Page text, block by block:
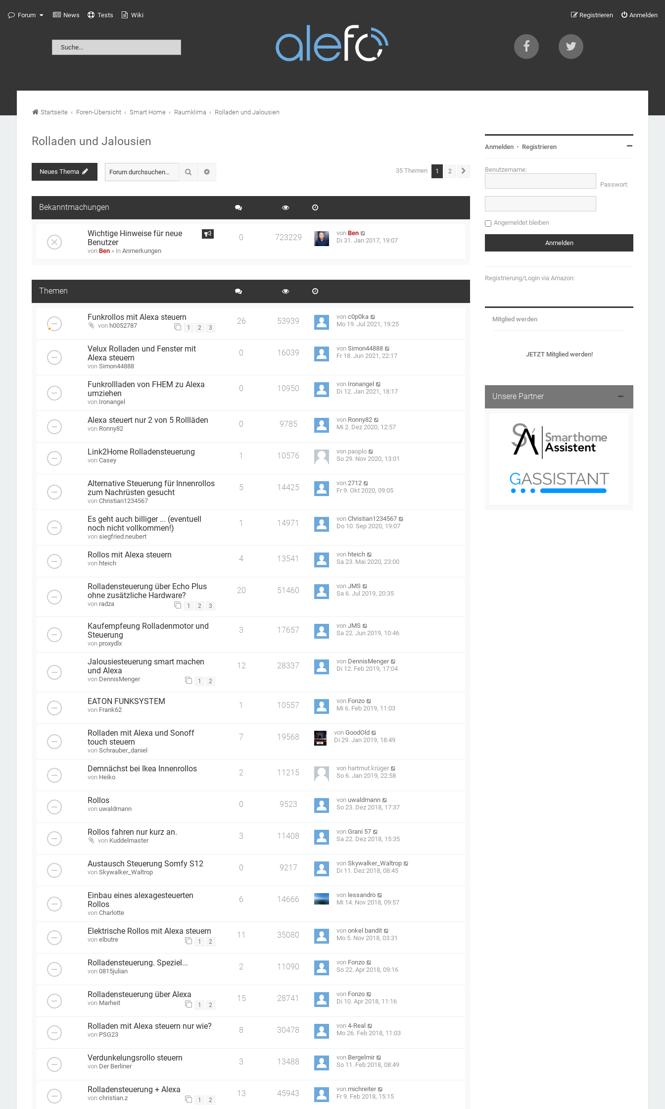
Forum News Tests Wiki Anmelden
Registrieren
Startseite Foren-Übersicht Smart Home Raumklima Rolladen und Jalousien
Rolladen und Jalousien
Neues Thema Suche 35 Themen 1 2 Nächste
Bekanntmachungen
Wichtige Hinweise für neue
Benutzer
von Ben » in Anmerkungen
0 723229
von Ben
Di 31. Jan 2017, 19:07
Themen
Funkrollos mit Alexa steuern
von h0052787 1 2 3
26 53939
vonc0p0ka
Mo 19. Jul 2021, 19:25
Velux Rolladen und Fenster mit
Alexa steuern
von Simon44888
0 16039
vonSimon44888
Fr 18. Jun 2021, 22:17
Funkrollladen von FHEM zu Alexa
umziehen
von Ironangel
0 10950
von Ironangel
Di 12. Jan 2021, 18:17
Alexa steuert nur 2 von 5 Rollläden
von Ronny82 0 9785
von Ronny82
Mi 2. Dez 2020, 12:57
Link2Home Rolladensteuerung
von Casey 1 10576
von paoplo
So 29. Nov 2020, 13:01
Alternative Steuerung für Innenrollos
zum Nachrüsten gesucht
von Christian1234567
5 14425
von2712
Fr 9. Okt 2020, 09:05
Es geht auch billiger ... (eventuell
noch nicht vollkommen!)
von siegfried.neubert
1 14971
vonChristian1234567
Do 10. Sep 2020, 19:07
Rollos mit Alexa steuern
von hteich 4 13541
von hteich
Sa 23. Mai 2020, 23:00
Rolladensteuerung über Echo Plus
ohne zusätzliche Hardware?
von radza 1 2 3
20 51460
vonJMS
Sa 6. Jul 2019, 20:35
Kaufempfeung Rolladenmotor und
Steuerung
von proxydlx
3 17657
vonJMS
Sa 22. Jun 2019, 10:46
Jalousiesteuerung smart machen
und Alexa
von DennisMenger 1 2
12 28337
von DennisMenger
Di 12. Feb 2019, 17:04
EATON FUNKSYSTEM
von Frank62 1 10557
von Fonzo
Mi 6. Feb 2019, 11:03
Rolladen mit Alexa und Sonoff
touch steuern
von Schrauber_daniel
7 19568
vonGoodOld
Di 29. Jan 2019, 18:49
Demnächst bei Ikea Innenrollos
von Heiko 2 11215
von hartmut.krüger
So 6. Jan 2019, 22:58
Rollos
von uwaldmann 0 9523
von uwaldmann
So 23. Dez 2018, 17:37
Rollos fahren nur kurz an.
von Kuddelmaster 3 11408
vonGrani 57
Sa 22. Dez 2018, 15:35
Austausch Steuerung Somfy S12
von Skywalker_Waltrop 0 9217
vonSkywalker_Waltrop
Di 11. Dez 2018, 08:45
Einbau eines alexagesteuerten
Rollos
von Charlotte
6 14666
von lessandro
Mi 14. Nov 2018, 09:57
Elektrische Rollos mit Alexa steuern
von elbutre 1 2
11 35080
vononkel bandit
Mo 5. Nov 2018, 03:31
Rolladensteuerung. Speziel...
von 0815julian 2 11090
von Fonzo
So 22. Apr 2018, 09:16
Rolladensteuerung über Alexa
von Marheit 1 2
15 28741
von Fonzo
Di 10. Apr 2018, 11:16
Rolladen mit Alexa steuern nur wie?
von PSG23 8 30478
von4-Real
Mo 26. Feb 2018, 11:03
Verdunkelungsrollo steuern
von Der Berliner 3 13488
von Bergelmir
So 11. Feb 2018, 08:49
Rolladensteuerung + Alexa
von christian.z 1 2
13 45943
von michreiter
Fr 9. Feb 2018, 15:15
Anmelden • Registrieren
Benutzername:
Passwort:
Angemeldet bleiben
Registrierung/Login via Amazon:
Mitglied werden
JETZT Mitglied werden!
Unsere Partner